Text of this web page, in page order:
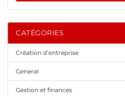
CATÉGORIES
Création d’entreprise
General
Gestion et finances